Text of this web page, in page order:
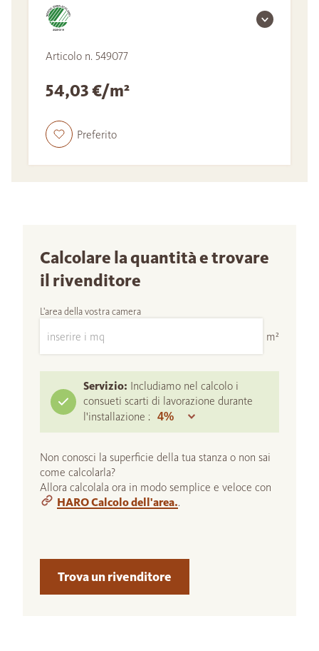
Articolo n. 549077
54,03 €/m²
Preferito
Calcolare la quantità e trovare
il rivenditore
L'area della vostra camera
m²
Servizio: Includiamo nel calcolo i
consueti scarti di lavorazione durante
l'installazione :
Non conosci la superficie della tua stanza o non sai
come calcolarla?
Allora calcolala ora in modo semplice e veloce con
HARO Calcolo dell'area..
Trova un rivenditore